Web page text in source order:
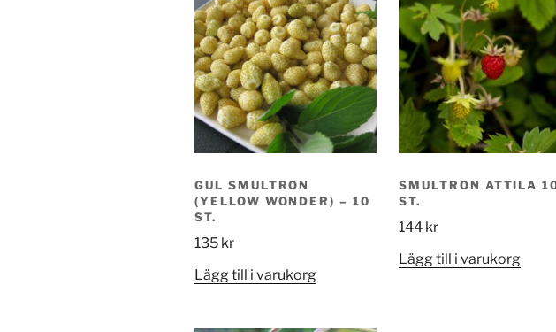
GUL SMULTRON
(YELLOW WONDER) – 10
ST.
135 kr
Lägg till i varukorg
SMULTRON ATTILA
ST.
144 kr
Lägg till i varukorg